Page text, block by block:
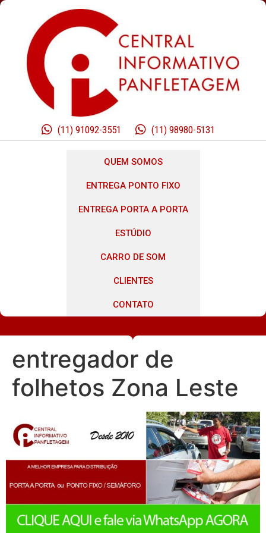
(11) 91092-3551 (11) 98980-5131
QUEM SOMOS
ENTREGA PONTO FIXO
ENTREGA PORTA A PORTA
ESTÚDIO
CARRO DE SOM
CLIENTES
CONTATO
entregador de
folhetos Zona Leste